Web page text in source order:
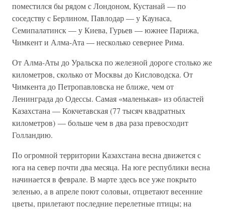
поместился бы рядом с Лондоном, Кустанай — по
соседству с Берлином, Павлодар — у Каунаса,
Семипалатинск — у Киева, Гурьев — южнее Парижа,
Чимкент и Алма-Ата — несколько севернее Рима.
От Алма-Аты до Уральска по железной дороге столько же
километров, сколько от Москвы до Кисловодска. От
Чимкента до Петропавловска не ближе, чем от
Ленинграда до Одессы. Самая «маленькая» из областей
Казахстана — Кокчетавская (77 тысяч квадратных
километров) — больше чем в два раза превосходит
Голландию.
По огромной территории Казахстана весна движется с
юга на север почти два месяца. На юге республики весна
начинается в феврале. В марте здесь все уже покрыто
зеленью, а в апреле поют соловьи, отцветают весенние
цветы, прилетают последние перелетные птицы; на